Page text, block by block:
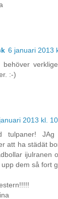
6 januari 2013
behöver
:-)
2013 kl.
tulpaner!
att ha städät
ijulranen
dem så fort